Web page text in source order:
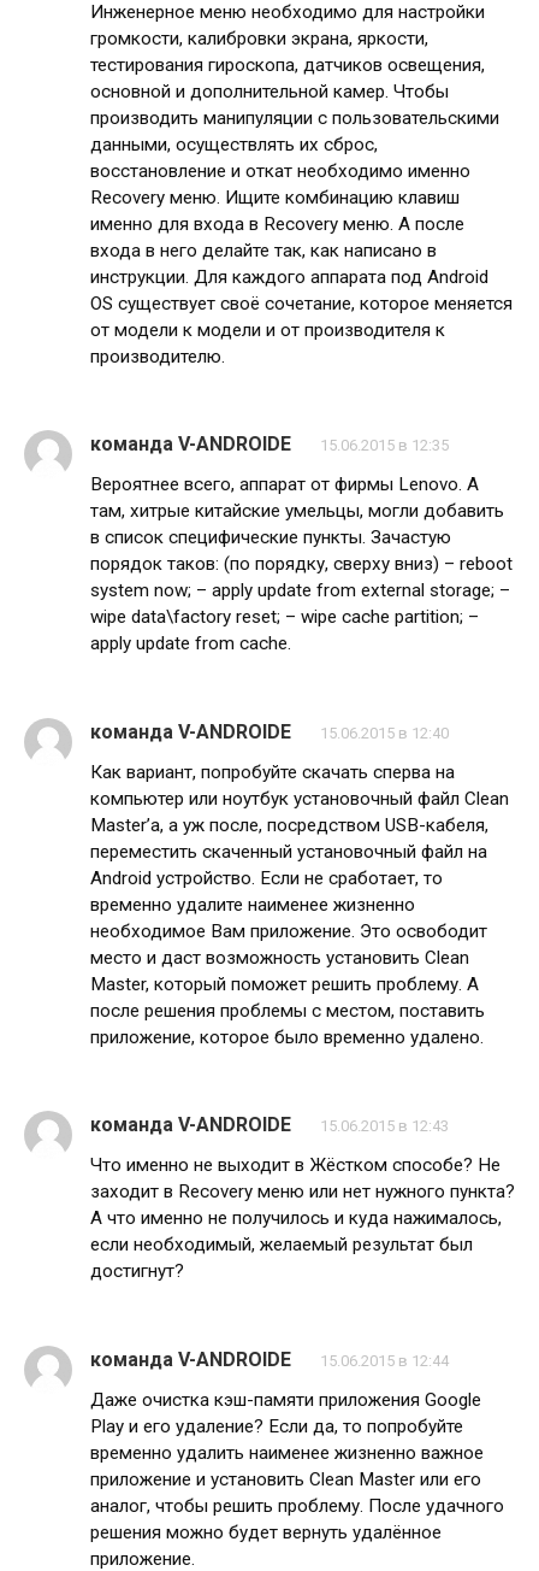
Инженерное меню необходимо для настройки
громкости, калибровки экрана, яркости,
тестирования гироскопа, датчиков освещения,
основной и дополнительной камер. Чтобы
производить манипуляции с пользовательскими
данными, осуществлять их сброс,
восстановление и откат необходимо именно
Recovery меню. Ищите комбинацию клавиш
именно для входа в Recovery меню. А после
входа в него делайте так, как написано в
инструкции. Для каждого аппарата под Android
OS существует своё сочетание, которое меняется
от модели к модели и от производителя к
производителю.
команда V-ANDROIDE 15.06.2015 в 12:35
Вероятнее всего, аппарат от фирмы Lenovo. А
там, хитрые китайские умельцы, могли добавить
в список специфические пункты. Зачастую
порядок таков: (по порядку, сверху вниз) – reboot
system now; – apply update from external storage; –
wipe data\factory reset; – wipe cache partition; –
apply update from cache.
команда V-ANDROIDE 15.06.2015 в 12:40
Как вариант, попробуйте скачать сперва на
компьютер или ноутбук установочный файл Clean
Master’а, а уж после, посредством USB-кабеля,
переместить скаченный установочный файл на
Android устройство. Если не сработает, то
временно удалите наименее жизненно
необходимое Вам приложение. Это освободит
место и даст возможность установить Clean
Master, который поможет решить проблему. А
после решения проблемы с местом, поставить
приложение, которое было временно удалено.
команда V-ANDROIDE 15.06.2015 в 12:43
Что именно не выходит в Жёстком способе? Не
заходит в Recovery меню или нет нужного пункта?
А что именно не получилось и куда нажималось,
если необходимый, желаемый результат был
достигнут?
команда V-ANDROIDE 15.06.2015 в 12:44
Даже очистка кэш-памяти приложения Google
Play и его удаление? Если да, то попробуйте
временно удалить наименее жизненно важное
приложение и установить Clean Master или его
аналог, чтобы решить проблему. После удачного
решения можно будет вернуть удалённое
приложение.